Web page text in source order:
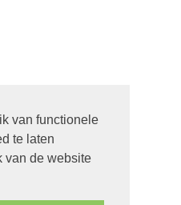
van functionele
te laten
van de website